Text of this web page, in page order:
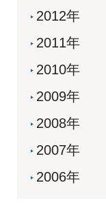
2012年
2011年
2010年
2009年
2008年
2007年
2006年